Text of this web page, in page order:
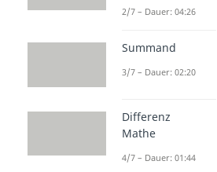
2/7 – Dauer: 04:26
Summand
3/7 – Dauer: 02:20
Differenz
Mathe
4/7 – Dauer: 01:44